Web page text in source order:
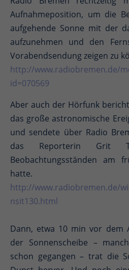
Aufnahmeposition, um die
aufgehende Sonne mit der
aufzunehmen und den
Vorabendsendung zeigen zu
http://www.radiobremen.de/
id=070569
Aber auch der Hörfunk
das große astronomische
und sendete über Radio
das Reporterin Grit
Beobachtungsständen am
hatte.
http://www.radiobremen.de/
nsit130.html
Dann, etwa 10 min vor dem
der Sonnenscheibe –
schon gegangen – trat die